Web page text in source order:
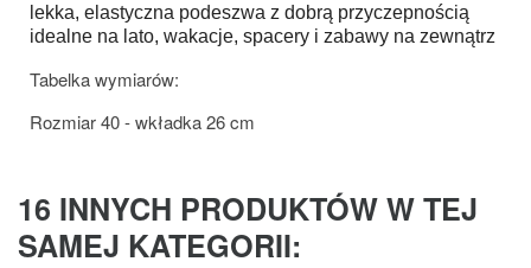
lekka, elastyczna podeszwa z dobrą przyczepnością
idealne na lato, wakacje, spacery i zabawy na zewnątrz
Tabelka wymiarów:
Rozmiar 40 - wkładka 26 cm
16 INNYCH PRODUKTÓW W TEJ
SAMEJ KATEGORII: